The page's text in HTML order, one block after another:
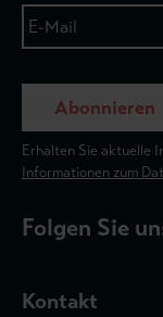
Abonnieren
Erhalten Sie aktuelle
Informationen zum
Folgen Sie
Kontakt